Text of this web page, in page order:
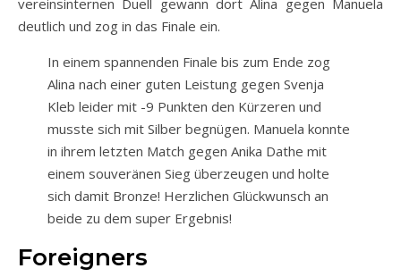
vereinsinternen Duell gewann dort Alina gegen Manuela
deutlich und zog in das Finale ein.
In einem spannenden Finale bis zum Ende zog
Alina nach einer guten Leistung gegen Svenja
Kleb leider mit -9 Punkten den Kürzeren und
musste sich mit Silber begnügen. Manuela konnte
in ihrem letzten Match gegen Anika Dathe mit
einem souveränen Sieg überzeugen und holte
sich damit Bronze! Herzlichen Glückwunsch an
beide zu dem super Ergebnis!
Foreigners